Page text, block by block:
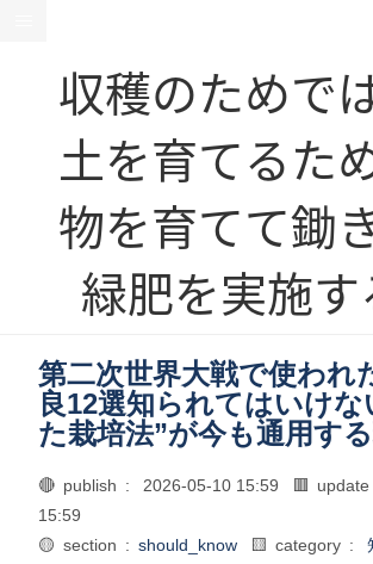
収穫のためで
土を育てるた
物を育てて鋤
緑肥を実施す
第二次世界大戦で使われ
良12選知られてはいけな
た栽培法”が今も通用す
🔴 publish : 2026-05-10 15:59 🟥
15:59
🟡 section : should_know 🟨 category :